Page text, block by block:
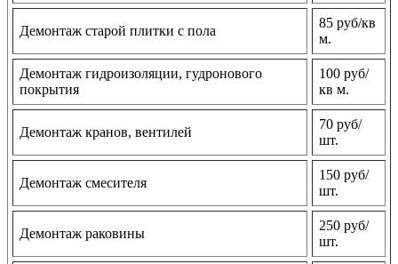
Демонтаж старой плитки с пола
85 руб/кв
м.
Демонтаж гидроизоляции, гудронового
покрытия
100 руб/
кв м.
Демонтаж кранов, вентилей
70 руб/
шт.
Демонтаж смесителя
150 руб/
шт.
Демонтаж раковины
250 руб/
шт.